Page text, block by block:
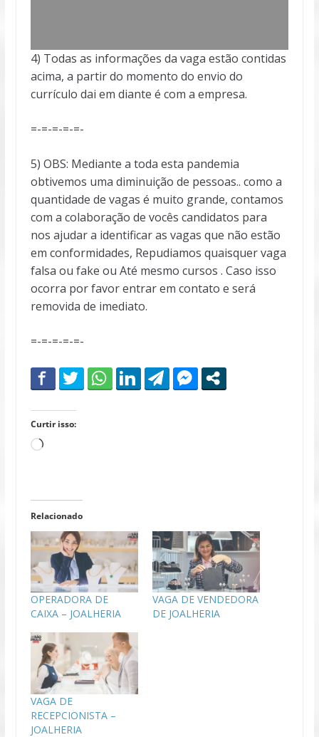
4) Todas as informações da vaga estão contidas
acima, a partir do momento do envio do
currículo dai em diante é com a empresa.
=-=-=-=-=-
5) OBS: Mediante a toda esta pandemia
obtivemos uma diminuição de pessoas.. como a
quantidade de vagas é muito grande, contamos
com a colaboração de vocês candidatos para
nos ajudar a identificar as vagas que não estão
em conformidades, Repudiamos quaisquer vaga
falsa ou fake ou Até mesmo cursos . Caso isso
ocorra por favor entrar em contato e será
removida de imediato.
=-=-=-=-=-
Curtir isso:
Carregando...
Relacionado
OPERADORA DE
CAIXA – JOALHERIA
VAGA DE VENDEDORA
DE JOALHERIA
VAGA DE
RECEPCIONISTA –
JOALHERIA